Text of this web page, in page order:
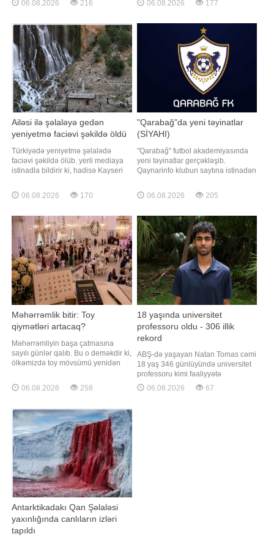
tikinti materiallarının bahalaşması,
şəhərsalma tələblərinin
sərtləşdirilməsi və yeni layihələrin
icrasında yaranan məhdudiyyətlər
bazard
06.08.2026 216
Azərbaycan neft sənayesinin
"Şöhrət" ordeninə layiq görülüb.
06.08.2026 177
Ailəsi ilə şəlaləyə gedən
yeniyetmə faciəvi şəkildə öldü
Türkiyədə yeniyetmə şəlalədə
faciəvi şəkildə ölüb. yerli mediaya
istinadla bildirir ki, hadisə Kayseri
baş verib. Məlumata görə, ailəsi ilə
birlikdə rayon ərazisində yerləşən
yaşlı Ela Nur Ç. Cənub Şəlaləsində
tarazlığını itirərək suya düşüb
06.08.2026 170
"Qarabağ"da yeni təyinatlar
(SİYAHI)
"Qarabağ" futbol akademiyasında
yeni təyinatlar gerçəkləşib.
Qaynarinfo klubun saytına istinadən
mövsümündə komandaları
çalışdıracaq məşqçilər
koordinatoru Aftandil Hacıyevin
rəhbərliyi altında akademiya
komandalarında aşağıdakı
məşqçilə
06.08.2026 205
Məhərrəmlik bitir: Toy
qiymətləri artacaq?
Məhərrəmliyin başa çatmasına
sayılı günlər qalıb. Bu o deməkdir ki,
ölkəmizdə toy mövsümü yenidən
Evlənməyə hazırlaşan cütlükləri ən
çox maraqlandıran məsələlərdən
dəyişib-dəyişməməsi, eləcə də
uyğun tarix tapmağın
mümkünlüyüdür. Bəs real duru
06.08.2026 258
18 yaşında universitet
professoru oldu - 306 illik
rekord
ABŞ-də yaşayan Natan Tomas cəmi
18 yaş 346 günlüyündə universitet
professoru kimi fəaliyyətə
başlayaraq, "Ginnesin Rekordlar
Kitabı"na düşüb. "Qafqazinfo" xəbər
06.08.2026 67
Antarktikadakı Qan Şəlaləsi
yaxınlığında canlıların izləri
tapıldı